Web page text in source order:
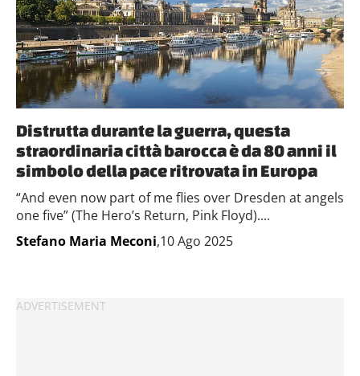
Distrutta durante la guerra, questa
straordinaria città barocca è da 80 anni il
simbolo della pace ritrovata in Europa
“And even now part of me flies over Dresden at angels
one five” (The Hero’s Return, Pink Floyd)....
Stefano Maria Meconi,10 Ago 2025